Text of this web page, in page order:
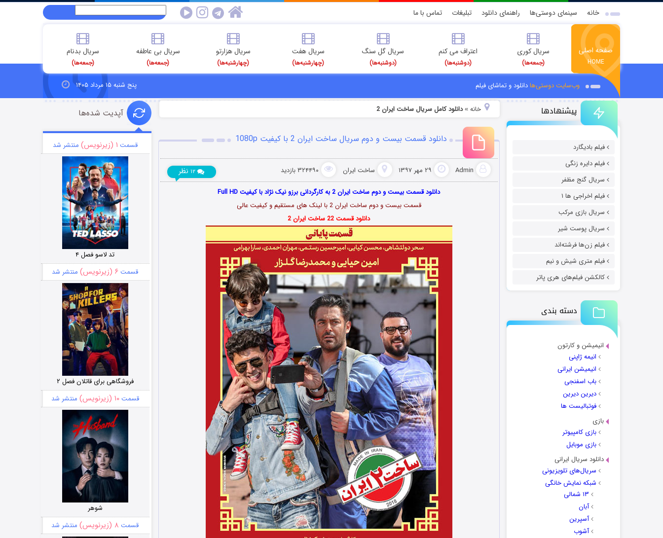
خانه سینمای دوستی‌ها راهنمای دانلود تبلیغات تماس با ما
صفحه اصلی
HOME
سریال کوری
(جمعه‌ها)
اعتراف می کنم
(دوشنبه‌ها)
سریال گل سنگ
(دوشنبه‌ها)
سریال هفت
(چهارشنبه‌ها)
سریال هزارتو
(چهارشنبه‌ها)
سریال بی عاطفه
(جمعه‌ها)
سریال بدنام
(جمعه‌ها)
وب‌سایت دوستی‌هادانلود و تماشای فیلم پنج شنبه ۱۵ مرداد ۱۴۰۵
پیشنهادها
فیلم بادیگارد
فیلم دایره زنگی
سریال گنج مظفر
فیلم اخراجی ها ۱
سریال بازی مرکب
سریال پوست شیر
فیلم زن‌ها فرشته‌اند
فیلم متری شیش و نیم
کالکشن فیلم‌های هری پاتر
دسته بندی
انیمیشن و کارتون
انیمه ژاپنی
انیمیشن ایرانی
باب اسفنجی
دیرین دیرین
فوتبالیست ها
بازی
بازی کامپیوتر
بازی موبایل
دانلود سریال ایرانی
سریال‌های تلویزیونی
شبکه نمایش خانگی
۱۳ شمالی
آبان
آسپرین
آشوب
خانه»دانلود کامل سریال ساخت ایران 2
دانلود قسمت بیست و دوم سریال ساخت ایران 2 با کیفیت 1080p
Admin ۲۹ مهر ۱۳۹۷ ساخت ایران ۳۲۴۴۹۰ بازدید ۱۲ نظر
دانلود قسمت بیست و دوم ساخت ایران 2 به کارگردانی برزو نیک نژاد با کیفیت Full HD
قسمت بیست و دوم ساخت ایران 2 با لینک های مستقیم و کیفیت عالی
دانلود قسمت 22 ساخت ایران 2
آپدیت شده‌ها
قسمت ۱ (زیرنویس) منتشر شد
تد لاسو فصل ۴
قسمت ۶ (زیرنویس) منتشر شد
فروشگاهی برای قاتلان فصل ۲
قسمت۱۰ (زیرنویس) منتشر شد
شوهر
قسمت ۸ (زیرنویس) منتشر شد